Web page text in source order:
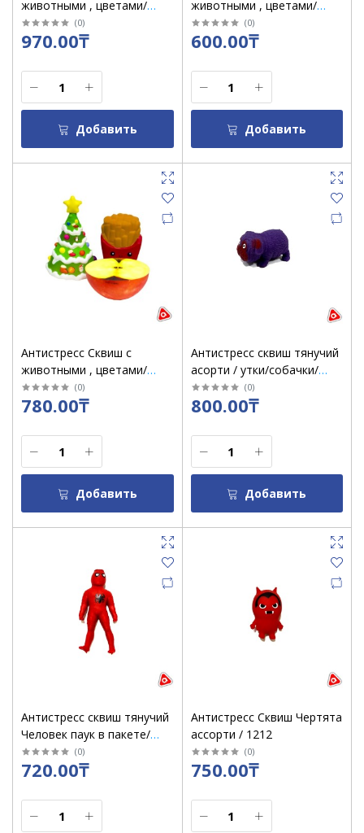
животными , цветами/
смайл 1*12 (большие)
(0)
970.00₸
Добавить
животными , цветами/
смайл 1*12 (маленькие)
(0)
600.00₸
Добавить
Антистресс Сквиш с
животными , цветами/
смайл 1*12 (средние)
(0)
780.00₸
Добавить
Антистресс сквиш тянучий
асорти / утки/собачки/
зайки / 1218 / А-5 / 1188
(0)
800.00₸
Добавить
Антистресс сквиш тянучий
Человек паук в пакете/
А-18
(0)
720.00₸
Антистресс Сквиш Чертята
ассорти / 1212
(0)
750.00₸